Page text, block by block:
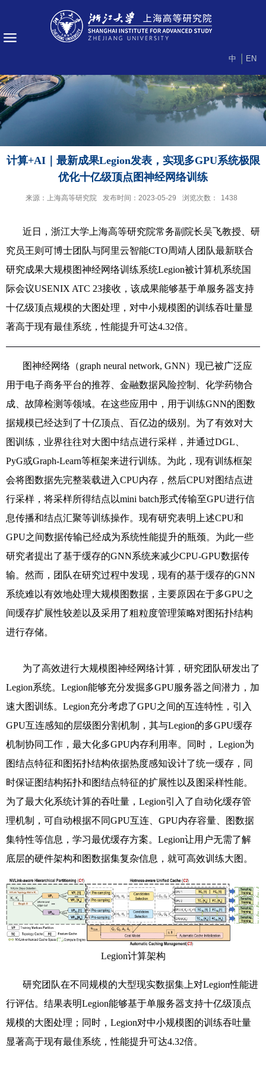
中 EN
计算+AI｜最新成果Legion发表，实现多GPU系统极限
优化十亿级顶点图神经网络训练
来源：上海高等研究院 发布时间：2023-05-29 浏览次数： 1438
近日，浙江大学上海高等研究院常务副院长吴飞教授、研
究员王则可博士团队与阿里云智能CTO周靖人团队最新联合
研究成果大规模图神经网络训练系统Legion被计算机系统国
际会议USENIX ATC 23接收，该成果能够基于单服务器支持
十亿级顶点规模的大图处理，对中小规模图的训练吞吐量显
著高于现有最佳系统，性能提升可达4.32倍。
图神经网络（graph neural network, GNN）现已被广泛应
用于电子商务平台的推荐、金融数据风险控制、化学药物合
成、故障检测等领域。在这些应用中，用于训练GNN的图数
据规模已经达到了十亿顶点、百亿边的级别。为了有效对大
图训练，业界往往对大图中结点进行采样，并通过DGL
PyG或Graph-Learn等框架来进行训练。为此，现有训练框架
会将图数据先完整装载进入CPU内存，然后CPU对图结点进
行采样，将采样所得结点以mini batch形式传输至GPU进行信
息传播和结点汇聚等训练操作。现有研究表明上述CPU和
GPU之间数据传输已经成为系统性能提升的瓶颈。为此一些
研究者提出了基于缓存的GNN系统来减少CPU-GPU数据传
输。然而，团队在研究过程中发现，现有的基于缓存的GNN
系统难以有效地处理大规模图数据，主要原因在于多GPU之
间缓存扩展性较差以及采用了粗粒度管理策略对图拓扑结构
进行存储。
为了高效进行大规模图神经网络计算，研究团队研发出了
Legion系统。 Legion能够充分发掘多GPU服务器之间潜力，加
速大图训练。 Legion充分考虑了GPU之间的互连特性，引入
GPU互连感知的层级图分割机制，其与Legion的多GPU缓存
机制协同工作，最大化多GPU内存利用率。同时， Legion为
图结点特征和图拓扑结构依据热度感知设计了统一缓存，同
时保证图结构拓扑和图结点特征的扩展性以及图采样性能。
为了最大化系统计算的吞吐量， Legion引入了自动化缓存管
理机制，可自动根据不同GPU互连、 GPU内存容量、图数据
集特性等信息，学习最优缓存方案。 Legion让用户无需了解
底层的硬件架构和图数据集复杂信息，就可高效训练大图。
Legion计算架构
研究团队在不同规模的大型现实数据集上对Legion性能进
行评估。结果表明Legion能够基于单服务器支持十亿级顶点
规模的大图处理；同时， Legion对中小规模图的训练吞吐量
显著高于现有最佳系统，性能提升可达4.32倍。